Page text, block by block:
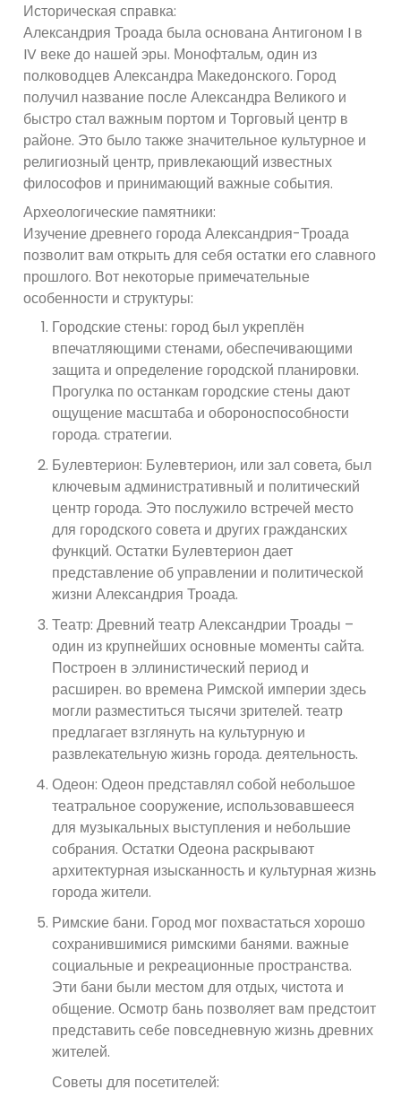
Историческая справка:
Александрия Троада была основана Антигоном I в
IV веке до нашей эры. Монофтальм, один из
полководцев Александра Македонского. Город
получил название после Александра Великого и
быстро стал важным портом и Торговый центр в
районе. Это было также значительное культурное и
религиозный центр, привлекающий известных
философов и принимающий важные события.
Археологические памятники:
Изучение древнего города Александрия-Троада
позволит вам открыть для себя остатки его славного
прошлого. Вот некоторые примечательные
особенности и структуры:
Городские стены: город был укреплён
впечатляющими стенами, обеспечивающими
защита и определение городской планировки.
Прогулка по останкам городские стены дают
ощущение масштаба и обороноспособности
города. стратегии.
Булевтерион: Булевтерион, или зал совета, был
ключевым административный и политический
центр города. Это послужило встречей место
для городского совета и других гражданских
функций. Остатки Булевтерион дает
представление об управлении и политической
жизни Александрия Троада.
Театр: Древний театр Александрии Троады –
один из крупнейших основные моменты сайта.
Построен в эллинистический период и
расширен. во времена Римской империи здесь
могли разместиться тысячи зрителей. театр
предлагает взглянуть на культурную и
развлекательную жизнь города. деятельность.
Одеон: Одеон представлял собой небольшое
театральное сооружение, использовавшееся
для музыкальных выступления и небольшие
собрания. Остатки Одеона раскрывают
архитектурная изысканность и культурная жизнь
города жители.
Римские бани. Город мог похвастаться хорошо
сохранившимися римскими банями. важные
социальные и рекреационные пространства.
Эти бани были местом для отдых, чистота и
общение. Осмотр бань позволяет вам предстоит
представить себе повседневную жизнь древних
жителей.
Советы для посетителей: